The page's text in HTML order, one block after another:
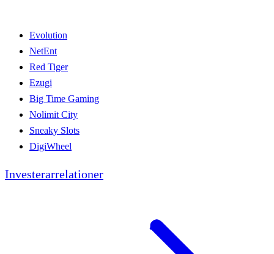
Evolution
NetEnt
Red Tiger
Ezugi
Big Time Gaming
Nolimit City
Sneaky Slots
DigiWheel
Investerarrelationer